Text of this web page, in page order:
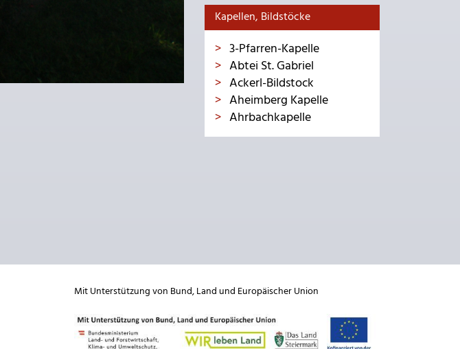
Kapellen, Bildstöcke
3-Pfarren-Kapelle
Abtei St. Gabriel
Ackerl-Bildstock
Aheimberg Kapelle
Ahrbachkapelle
Mit Unterstützung von Bund,Land und Europäischer Union